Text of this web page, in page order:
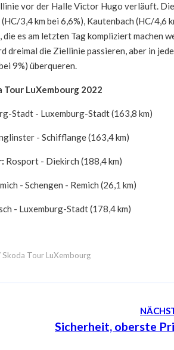
vor der Halle Victor Hugo verläuft.
3,4 km bei 6,6%), Kautenbach (HC/4,6
es am letzten Tag kompliziert machen
die Ziellinie passieren, aber in
9%) überqueren.
Tour LuXembourg 2022
Stadt - Luxemburg-Stadt (163,8 km)
- Schifflange (163,4 km)
Rosport - Diekirch (188,4 km)
- Schengen - Remich (26,1 km)
- Luxemburg-Stadt (178,4 km)
Tour LuXembourg